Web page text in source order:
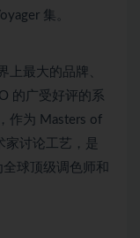
集。
上最大的品牌、
的广受好评的系
作为 Masters of
家讨论工艺，是
球顶级调色师和